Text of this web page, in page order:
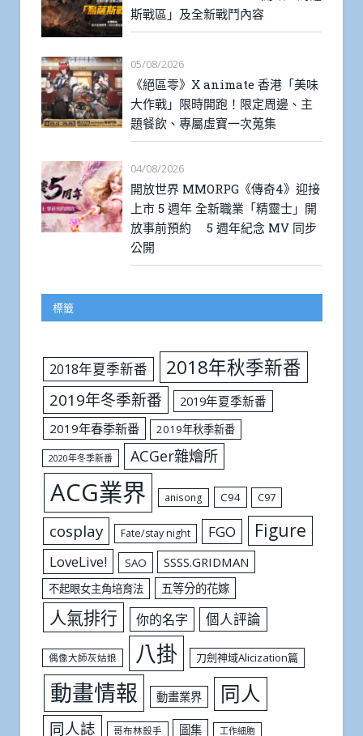
斯戰區」及全新戰鬥內容
05/08/2026
《絕區零》X animate 香港「美味
大作戰」限時開跑！限定周邊、主
題餐飲、專屬虛寶一次蒐集
04/08/2026
開放世界 MMORPG《傳奇4》迎接
上市 5 週年 全新職業「精靈士」開
放事前預約 5 週年紀念 MV 同步
公開
標籤
2018年夏季新番 2018年秋季新番
2019年冬季新番
2019年夏季新番
2019年春季新番
2019年秋季新番
2020年冬季新番 ACGer雜燴所
ACG業界 anisong C94 C97
cosplay Fate/stay night FGO Figure
LoveLive! SAO SSSS.GRIDMAN
不起眼女主角培育法 五等分的花嫁
人氣排行 你的名字 個人評論
偶像大師灰姑娘 八掛 刀劍神域Alicization篇
動畫情報 動畫業界 同人
同人誌 哥布林殺手 圖集 工作細胞